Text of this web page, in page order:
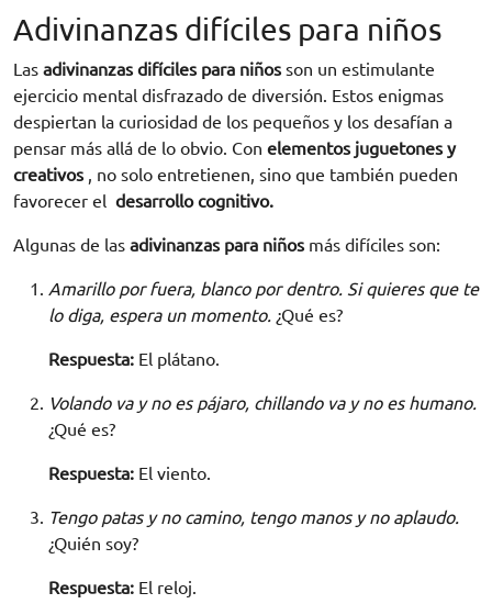
Adivinanzas difíciles para niños
Las adivinanzas difíciles para niños son un estimulante
ejercicio mental disfrazado de diversión. Estos enigmas
despiertan la curiosidad de los pequeños y los desafían a
pensar más allá de lo obvio. Con elementos juguetones y
creativos , no solo entretienen, sino que también pueden
favorecer el desarrollo cognitivo.
Algunas de las adivinanzas para niños más difíciles son:
Amarillo por fuera, blanco por dentro. Si quieres que te
lo diga, espera un momento. ¿Qué es?
Respuesta: El plátano.
Volando va y no es pájaro, chillando va y no es humano.
¿Qué es?
Respuesta: El viento.
Tengo patas y no camino, tengo manos y no aplaudo.
¿Quién soy?
Respuesta: El reloj.